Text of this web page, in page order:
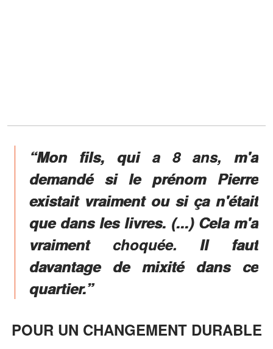
“Mon fils, qui a 8 ans, m'a
demandé si le prénom Pierre
existait vraiment ou si ça n'était
que dans les livres. (...) Cela m'a
vraiment choquée. Il faut
davantage de mixité dans ce
quartier.”
POUR UN CHANGEMENT DURABLE